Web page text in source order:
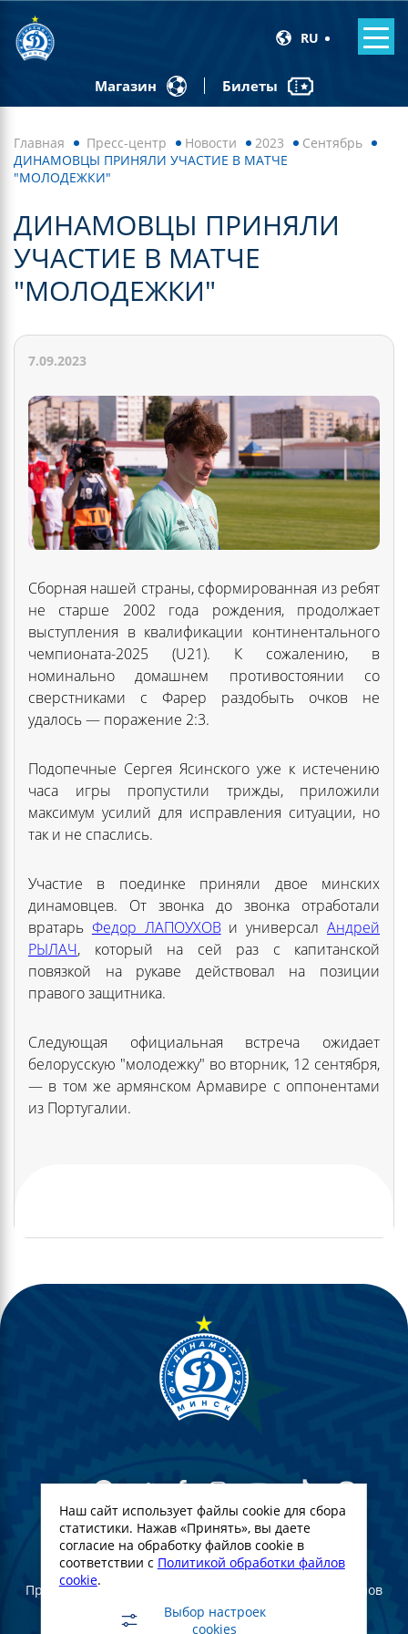
RU
Магазин Билеты
Главная Пресс-центр Новости 2023
Сентябрь
ДИНАМОВЦЫ ПРИНЯЛИ УЧАСТИЕ В МАТЧЕ
"МОЛОДЕЖКИ"
ДИНАМОВЦЫ ПРИНЯЛИ
УЧАСТИЕ В МАТЧЕ
"МОЛОДЕЖКИ"
7.09.2023
Сборная нашей страны, сформированная из ребят
не старше 2002 года рождения, продолжает
выступления в квалификации континентального
чемпионата-2025 (U21). К сожалению, в
номинально домашнем противостоянии со
сверстниками с Фарер раздобыть очков не
удалось — поражение 2:3.
Подопечные Сергея Ясинского уже к истечению
часа игры пропустили трижды, приложили
максимум усилий для исправления ситуации, но
так и не спаслись.
Участие в поединке приняли двое минских
динамовцев. От звонка до звонка отработали
вратарь Федор ЛАПОУХОВи универсалАндрей
РЫЛАЧ, который на сей раз с капитанской
повязкой на рукаве действовал на позиции
правого защитника.
Следующая официальная встреча ожидает
белорусскую "молодежку" во вторник, 12 сентября,
— в том же армянском Армавире с оппонентами
из Португалии.
© Футбольный Клуб Динамо-Минск. 2022
При полном или частичном использовании материалов
ссылка на официальный сайт ФК Динамо Минск
обязательна
Наш сайт использует файлы cookie для сбора
статистики. Нажав «Принять», вы даете
согласие на обработку файлов cookie в
соответствии с Политикой обработки файлов
cookie.
Выбор настроек
cookies